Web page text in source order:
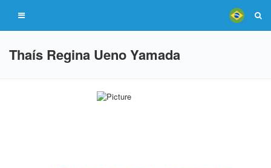
Thaís Regina Ueno Yamada